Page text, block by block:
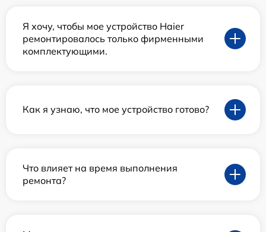
Я хочу, чтобы мое устройство Haier
ремонтировалось только фирменными
комплектующими.
Как я узнаю, что мое устройство готово?
Что влияет на время выполнения
ремонта?